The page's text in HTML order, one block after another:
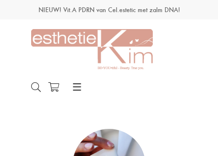
NIEUW! Vit.A PDRN van Cel.estetic met zalm DNA!